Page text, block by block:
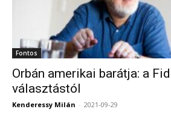
Fontos
Orbán amerikai barátja: a
választástól
Kenderessy Milán - 2021-09-29